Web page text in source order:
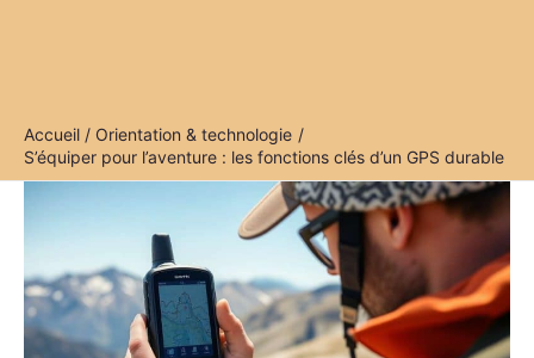
Accueil
Orientation & technologie
S’équiper pour l’aventure : les fonctions clés d’un GPS durable